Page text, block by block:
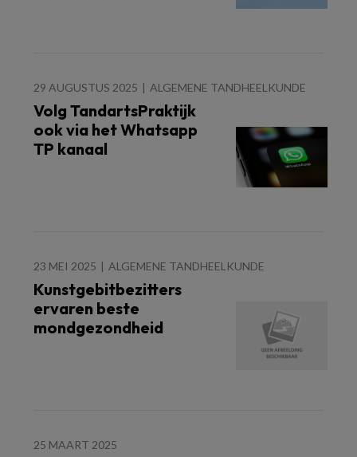
29 AUGUSTUS 2025 ALGEMENE TANDHEELKUNDE
Volg TandartsPraktijk
ook via het Whatsapp
TP kanaal
23 MEI 2025 ALGEMENE TANDHEELKUNDE
Kunstgebitbezitters
ervaren beste
mondgezondheid
25 MAART 2025